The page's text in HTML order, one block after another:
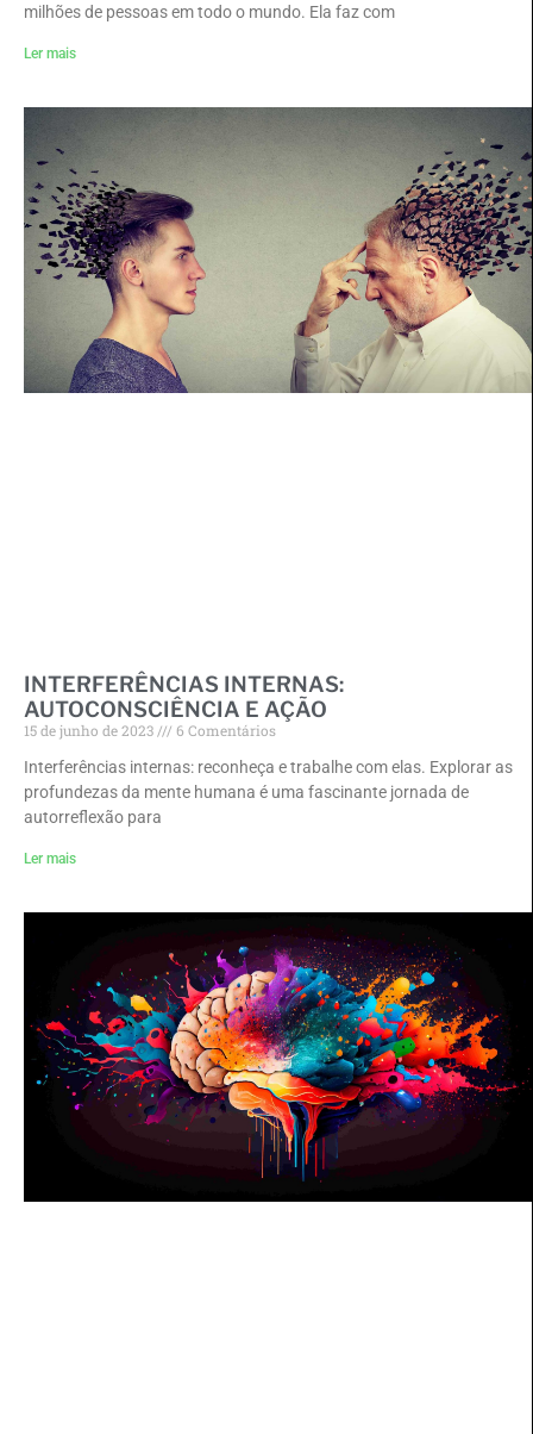
milhões de pessoas em todo o mundo. Ela faz com
Ler mais
INTERFERÊNCIAS INTERNAS:
AUTOCONSCIÊNCIA E AÇÃO
15 de junho de 2023
6 Comentários
Interferências internas: reconheça e trabalhe com elas. Explorar as
profundezas da mente humana é uma fascinante jornada de
autorreflexão para
Ler mais